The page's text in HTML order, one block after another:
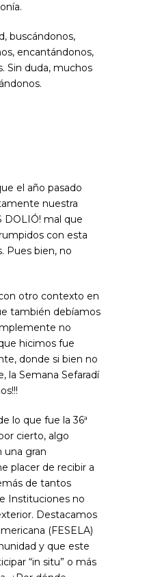
buscándonos,
encantándonos,
Sin duda, muchos
el año pasado
nuestra
DOLIÓ! mal que
con esta
Pues bien, no
otro contexto en
también debíamos
no
hicimos fue
donde si bien no
la Semana Sefaradí
lo que fue la 36ª
cierto, algo
una gran
placer de recibir a
de tantos
Instituciones no
Destacamos
(FESELA)
y que este
“in situ” o más